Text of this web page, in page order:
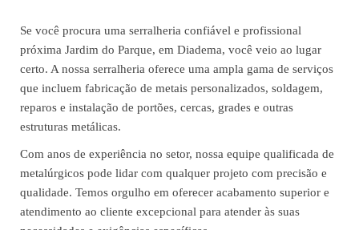
Se você procura uma serralheria confiável e profissional
próxima Jardim do Parque, em Diadema, você veio ao lugar
certo. A nossa serralheria oferece uma ampla gama de serviços
que incluem fabricação de metais personalizados, soldagem,
reparos e instalação de portões, cercas, grades e outras
estruturas metálicas.
Com anos de experiência no setor, nossa equipe qualificada de
metalúrgicos pode lidar com qualquer projeto com precisão e
qualidade. Temos orgulho em oferecer acabamento superior e
atendimento ao cliente excepcional para atender às suas